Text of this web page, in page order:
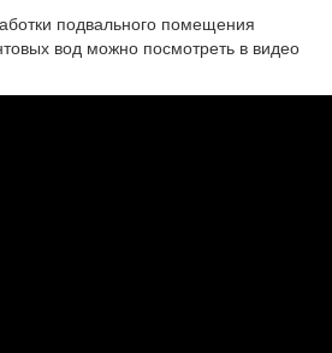
подвального помещения
вод можно посмотреть в видео